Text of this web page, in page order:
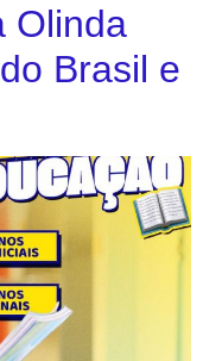
Olinda
Brasil e